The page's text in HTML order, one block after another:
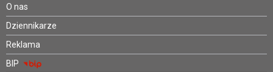
O nas
Dziennikarze
Reklama
BIP